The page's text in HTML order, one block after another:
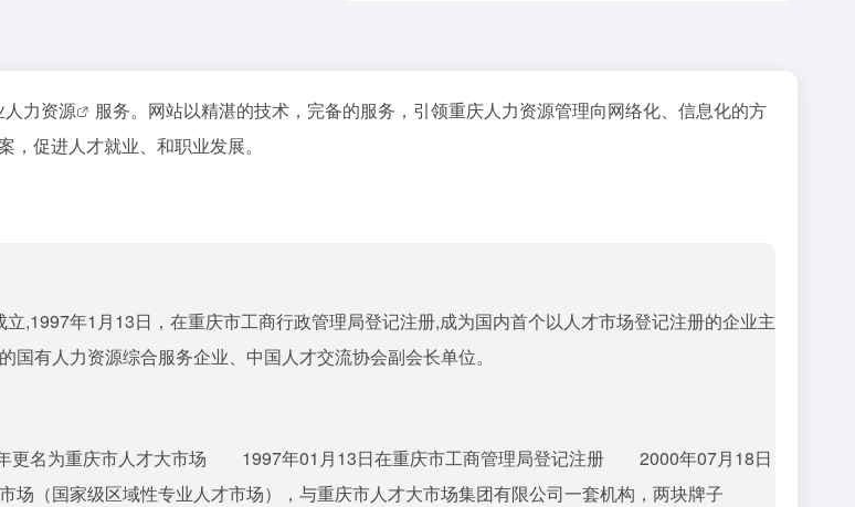
人力资源
服务。网站以精湛的技术，完备的服务，引领重庆人力资源管理向网络化、信息化的方
促进人才就业、和职业发展。
年1月13日，在重庆市工商行政管理局登记注册,成为国内首个以人才市场登记注册的企业主
有人力资源综合服务企业、中国人才交流协会副会长单位。
更名为重庆市人才大市场 1997年01月13日在重庆市工商管理局登记注册 2000年07月18日
场（国家级区域性专业人才市场），与重庆市人才大市场集团有限公司一套机构，两块牌子